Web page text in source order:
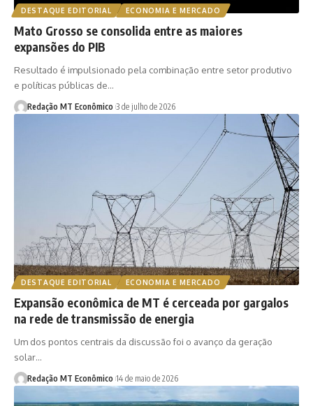
DESTAQUE EDITORIAL ECONOMIA E MERCADO
Mato Grosso se consolida entre as maiores
expansões do PIB
Resultado é impulsionado pela combinação entre setor produtivo
e políticas públicas de…
Redação MT Econômico 3 de julho de 2026
DESTAQUE EDITORIAL ECONOMIA E MERCADO
Expansão econômica de MT é cerceada por gargalos
na rede de transmissão de energia
Um dos pontos centrais da discussão foi o avanço da geração
solar…
Redação MT Econômico 14 de maio de 2026